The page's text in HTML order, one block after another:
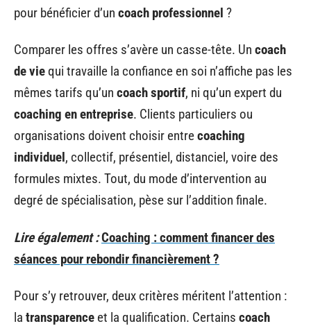
pour bénéficier d’un coach professionnel ?
Comparer les offres s’avère un casse-tête. Un coach
de viequi travaille la confiance en soi n’affiche pas les
mêmes tarifs qu’un coach sportif, ni qu’un expert du
coaching en entreprise. Clients particuliers ou
organisations doivent choisir entrecoaching
individuel, collectif, présentiel, distanciel, voire des
formules mixtes. Tout, du mode d’intervention au
degré de spécialisation, pèse sur l’addition finale.
Lire également :Coaching : comment financer des
séances pour rebondir financièrement ?
Pour s’y retrouver, deux critères méritent l’attention :
la transparence et la qualification. Certains coach